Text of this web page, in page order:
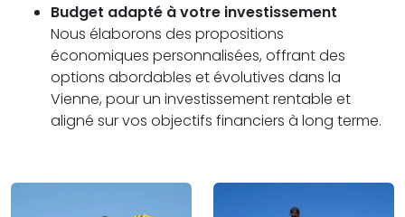
Budget adapté à votre investissement
Nous élaborons des propositions
économiques personnalisées, offrant des
options abordables et évolutives dans la
Vienne, pour un investissement rentable et
aligné sur vos objectifs financiers à long terme.